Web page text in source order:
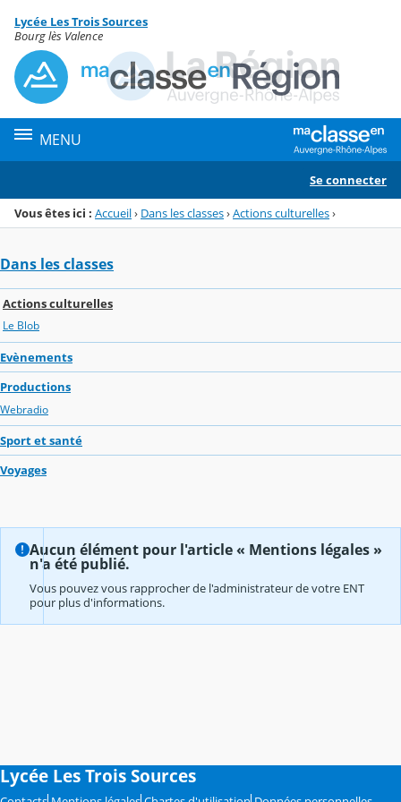
Menu de la rubrique
Contenu
Lycée Les Trois Sources
Bourg lès Valence
MENU
Se connecter
Vous êtes ici : Accueil› Dans les classes›Actions culturelles›
Dans les classes
Actions culturelles
Le Blob
Evènements
Productions
Webradio
Sport et santé
Voyages
Aucun élément pour l'article « Mentions légales »
n'a été publié.
Vous pouvez vous rapprocher de l'administrateur de votre ENT
pour plus d'informations.
Lycée Les Trois Sources